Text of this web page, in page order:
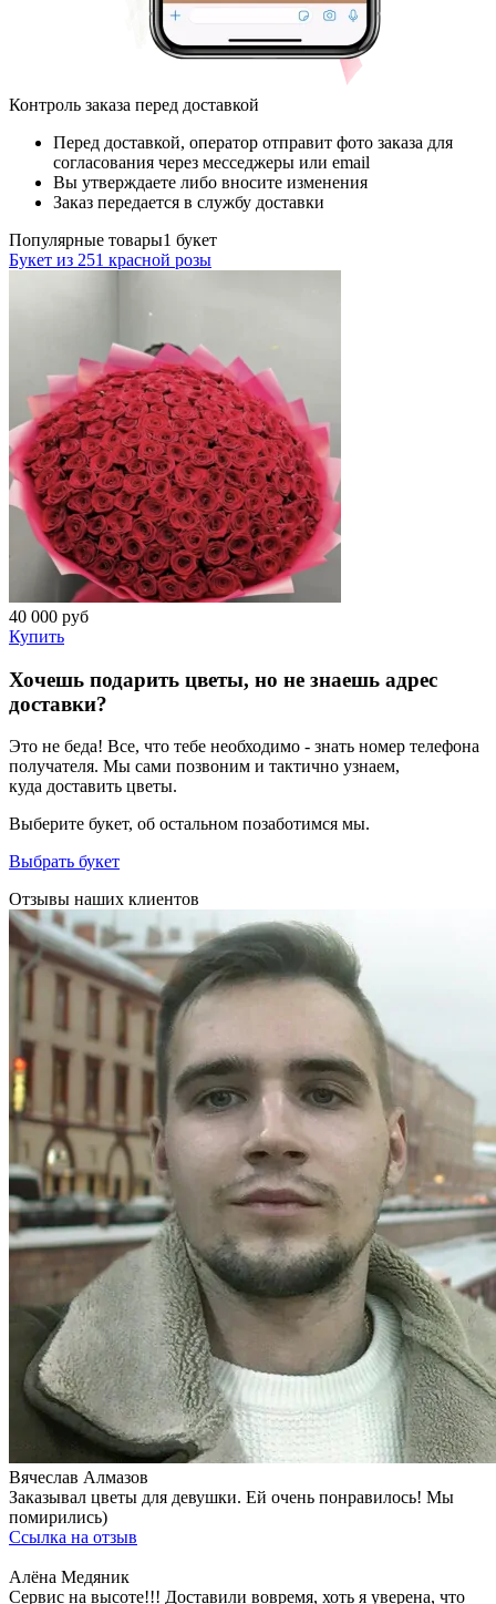
Контроль заказа перед доставкой
Перед доставкой, оператор отправит фото заказа для
согласования через месседжеры или email
Вы утверждаете либо вносите изменения
Заказ передается в службу доставки
Популярные товары1 букет
Букет из 251 красной розы
40 000 руб
Купить
Хочешь подарить цветы, но не знаешь адрес
доставки?
Это не беда! Все, что тебе необходимо - знать номер телефона
получателя. Мы сами позвоним и тактично узнаем,
куда доставить цветы.
Выберите букет, об остальном позаботимся мы.
Выбрать букет
Отзывы наших клиентов
Вячеслав Алмазов
Заказывал цветы для девушки. Ей очень понравилось! Мы
помирились)
Ссылка на отзыв
Алёна Медяник
Сервис на высоте!!! Доставили вовремя, хоть я уверена, что